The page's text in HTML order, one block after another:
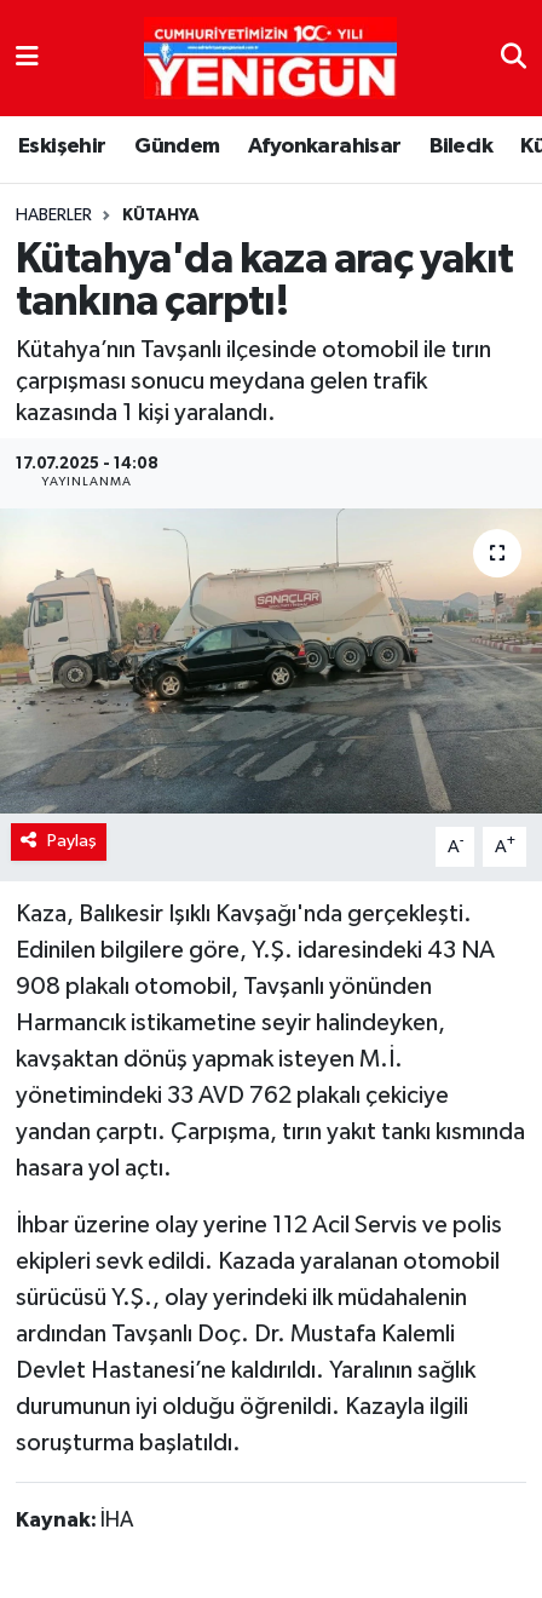
Eskişehir Gündem Afyonkarahisar Bilecik
HABERLER KÜTAHYA
Kütahya'da kaza araç yakıt
tankına çarptı!
Kütahya’nın Tavşanlı ilçesinde otomobil ile tırın
çarpışması sonucu meydana gelen trafik
kazasında 1 kişi yaralandı.
17.07.2025 - 14:08
YAYINLANMA
Paylaş A- A+
Kaza, Balıkesir Işıklı Kavşağı'nda gerçekleşti.
Edinilen bilgilere göre, Y.Ş. idaresindeki 43 NA
908 plakalı otomobil, Tavşanlı yönünden
Harmancık istikametine seyir halindeyken,
kavşaktan dönüş yapmak isteyen M.İ.
yönetimindeki 33 AVD 762 plakalı çekiciye
yandan çarptı. Çarpışma, tırın yakıt tankı kısmında
hasara yol açtı.
İhbar üzerine olay yerine 112 Acil Servis ve polis
ekipleri sevk edildi. Kazada yaralanan otomobil
sürücüsü Y.Ş., olay yerindeki ilk müdahalenin
ardından Tavşanlı Doç. Dr. Mustafa Kalemli
Devlet Hastanesi’ne kaldırıldı. Yaralının sağlık
durumunun iyi olduğu öğrenildi. Kazayla ilgili
soruşturma başlatıldı.
Kaynak: İHA
Nöbetçi Eczaneler
Hava Durumu
Trafik Durumu
Süper Lig Puan Durumu ve Fikstür
Tüm Manşetler
Son Dakika Haberleri
Haber Arşivi